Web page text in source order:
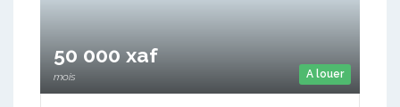
A louer
50 000 xaf
mois